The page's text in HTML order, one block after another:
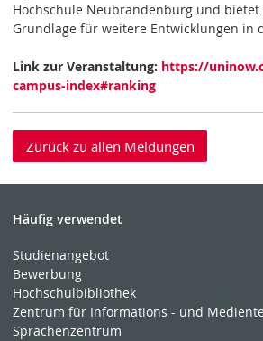
Hochschule Neubrandenburg und
Grundlage für weitere Entwicklungen in
Link zur Veranstaltung: https://
campus-index#ranking
Zurück zu allen Meldungen
Häufig verwendet
Studienangebot
Bewerbung
Hochschulbibliothek
Zentrum für Informations - und
Sprachenzentrum